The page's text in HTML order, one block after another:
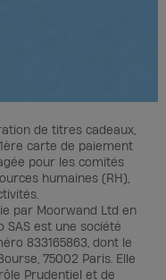
de titres cadeaux,
carte de paiement
pour les comités
humaines (RH),
par Moorwand Ltd en
SAS est une société
833165863, dont le
75002 Paris. Elle
Prudentiel et de